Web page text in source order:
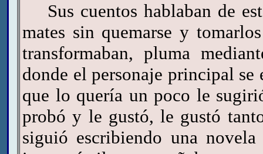
Sus cuentos hablaban de
mates sin quemarse y
transformaban, pluma
donde el personaje principal se
que lo quería un poco le
probó y le gustó, le gustó
siguió escribiendo una